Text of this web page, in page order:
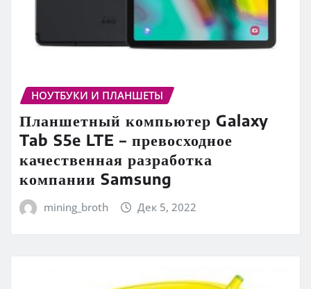
НОУТБУКИ И ПЛАНШЕТЫ
Планшетный компьютер Galaxy
Tab S5e LTE – превосходное
качественная разработка
компании Samsung
mining_broth Дек 5, 2022